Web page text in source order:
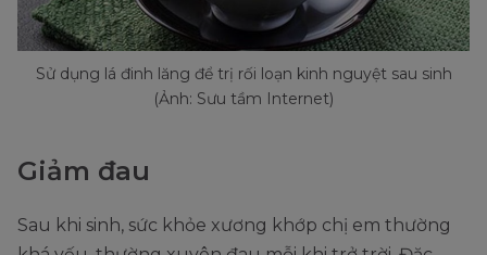
Sử dụng lá đinh lăng để trị rối loạn kinh nguyệt sau sinh
(Ảnh: Sưu tầm Internet)
Giảm đau
Sau khi sinh, sức khỏe xương khớp chị em thường